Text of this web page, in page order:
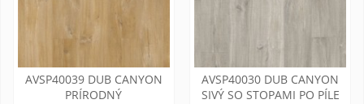
AVSP40039 DUB CANYON
PRÍRODNÝ
AVSP40030 DUB CANYON
SIVÝ SO STOPAMI PO PÍLE